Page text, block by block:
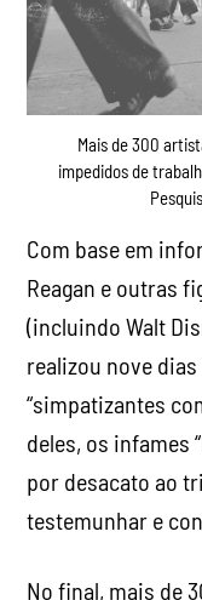
impedidos de
Com base em
(incluindo Walt
realizou nove
“simpatizantes
deles, os infames
por desacato ao
testemunhar e
No final, mais de
imensos como
Dalton Trumbo,
alguns